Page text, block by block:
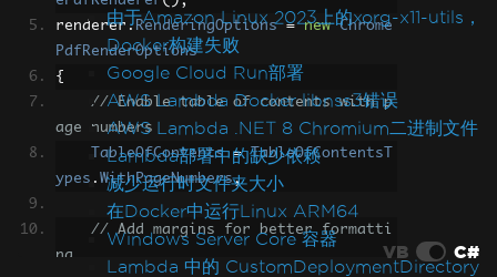
由于Amazon Linux 2023上的xorg-x11-utils，
Docker构建失败
Google Cloud Run部署
AWS Lambda Docker libnss3错误
AWS Lambda .NET 8 Chromium二进制文件
Lambda部署中的缺少依赖
减少运行时文件夹大小
在Docker中运行Linux ARM64
Windows Server Core 容器
Lambda 中的 CustomDeploymentDirectory
renderer . RenderingOptions = new
Chrome
PdfRenderOptions
{
// Enable table of contents with p
age numbers
TableOfContents
=
TableOfContentsT
ypes . WithPageNumbers,
// Add margins for better formatti
ng
VB C#